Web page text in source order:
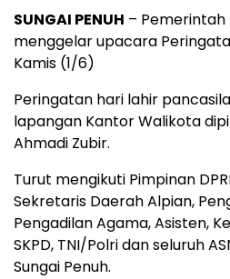
SUNGAI PENUH – Pemerintah
menggelar upacara
Kamis (1/6)
Peringatan hari lahir
lapangan Kantor Walikota
Ahmadi Zubir.
Turut mengikuti Pimpinan
Sekretaris Daerah Alpian,
Pengadilan Agama, Asisten,
SKPD, TNI/Polri dan seluruh
Sungai Penuh.